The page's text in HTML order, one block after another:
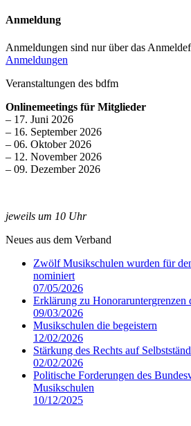
Anmeldung
Anmeldungen sind nur über das
Anmeldungen
Veranstaltungen des bdfm
Onlinemeetings für Mitglieder
– 17. Juni 2026
– 16. September 2026
– 06. Oktober 2026
– 12. November 2026
– 09. Dezember 2026
jeweils um 10 Uhr
Neues aus dem Verband
Zwölf Musikschulen wurden für
nominiert
07/05/2026
Erklärung zu Honoraruntergrenzen
09/03/2026
Musikschulen die begeistern
12/02/2026
Stärkung des Rechts auf
02/02/2026
Politische Forderungen des
Musikschulen
10/12/2025